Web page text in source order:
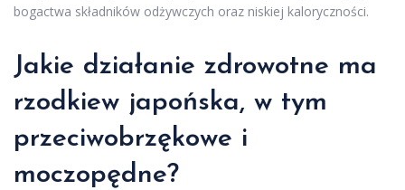
bogactwa składników odżywczych oraz niskiej kaloryczności.
Jakie działanie zdrowotne ma
rzodkiew japońska, w tym
przeciwobrzękowe i
moczopędne?